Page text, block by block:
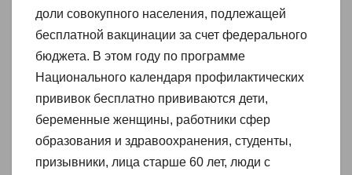
доли совокупного населения, подлежащей
бесплатной вакцинации за счет федерального
бюджета. В этом году по программе
Национального календаря профилактических
прививок бесплатно прививаются дети,
беременные женщины, работники сфер
образования и здравоохранения, студенты,
призывники, лица старше 60 лет, люди с